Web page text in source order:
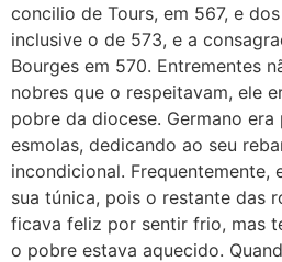
concilio de Tours, em 567, e
inclusive o de 573, e a
Bourges em 570. Entrementes
nobres que o respeitavam, ele
pobre da diocese. Germano
esmolas, dedicando ao seu
incondicional. Frequentemente,
sua túnica, pois o restante das
ficava feliz por sentir frio, mas
o pobre estava aquecido.